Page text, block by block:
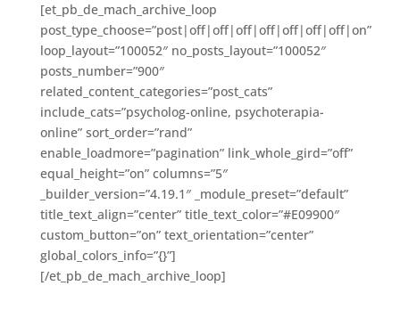
[et_pb_de_mach_archive_loop
post_type_choose=”post|off|off|off|off|off|off|off|on”
loop_layout=”100052″ no_posts_layout=”100052″
posts_number=”900″
related_content_categories=”post_cats”
include_cats=”psycholog-online, psychoterapia-
online” sort_order=”rand”
enable_loadmore=”pagination” link_whole_gird=”off”
equal_height=”on” columns=”5″
_builder_version=”4.19.1″ _module_preset=”default”
title_text_align=”center” title_text_color=”#E09900″
custom_button=”on” text_orientation=”center”
global_colors_info=”{}”]
[/et_pb_de_mach_archive_loop]